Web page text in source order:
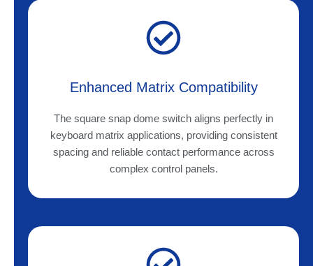
Enhanced Matrix Compatibility
The square snap dome switch aligns perfectly in
keyboard matrix applications, providing consistent
spacing and reliable contact performance across
complex control panels.